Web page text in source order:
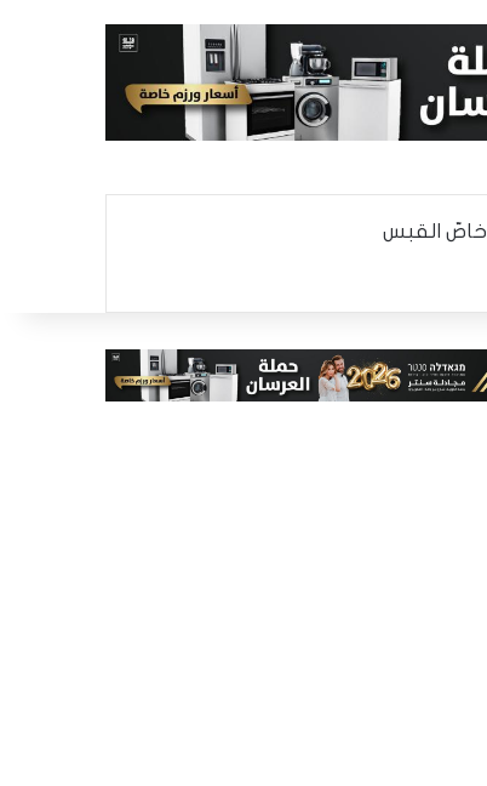
خاصّ القبس